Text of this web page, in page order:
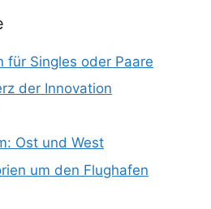
für Singles oder Paare
der Innovation
Ost und West
um den Flughafen